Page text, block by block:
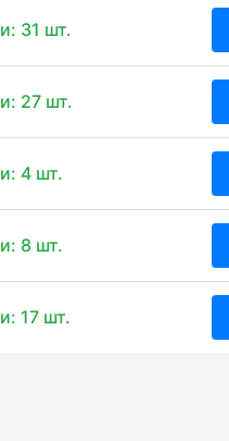
31 шт.
27 шт.
4 шт.
8 шт.
17 шт.